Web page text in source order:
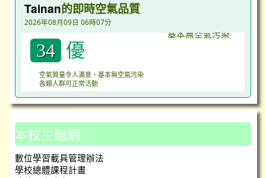
Tainan的即時空氣品質
2026年08月09日 06時07分
34 優
空氣質量令人滿意，基本無空氣污染
各類人群可正常活動
本校主題網
數位學習載具管理辦法
學校總體課程計畫